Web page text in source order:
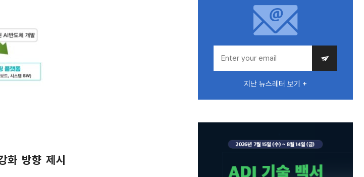
화 방향 제시
지난 뉴스레터 보기 +